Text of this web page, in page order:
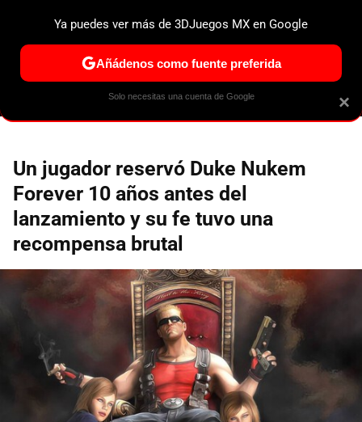
ESPECIALES PS5 NINTENDO SWITCH 2 XBOX
Un jugador reservó Duke Nukem
Forever 10 años antes del
lanzamiento y su fe tuvo una
recompensa brutal
×
Ya puedes ver más de 3DJuegos MX en Google
Añádenos como fuente preferida
Solo necesitas una cuenta de Google